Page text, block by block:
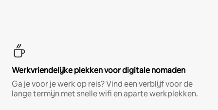
Werkvriendelijke plekken voor digitale nomaden
Ga je voor je werk op reis? Vind een verblijf voor de
lange termijn met snelle wifi en aparte werkplekken.